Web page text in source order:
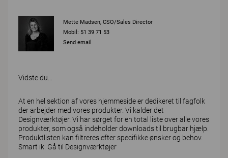
Mette Madsen, CSO/Sales Director
Mobil: 51 39 71 53
Send email
Vidste du...
At en hel sektion af vores hjemmeside er dedikeret til fagfolk
der arbejder med vores produkter. Vi kalder det
Designværktøjer. Vi har sørget for en total liste over alle vores
produkter, som også indeholder downloads til brugbar hjælp.
Produktlisten kan filtreres efter specifikke ønsker og behov.
Smart ik. Gå til Designværktøjer